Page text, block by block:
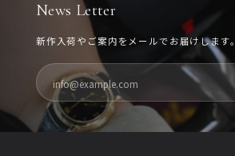
News Letter
新作入荷やご案内をメールでお届けします。